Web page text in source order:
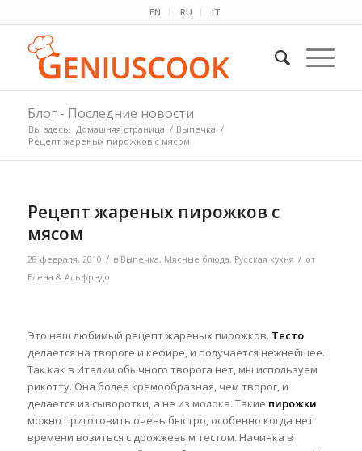
EN RU IT
Блог - Последние новости
Вы здесь: Домашняя страница / Выпечка /
Рецепт жареных пирожков с мясом
Рецепт жареных пирожков с
мясом
28 февраля, 2010 / в Выпечка, Мясные блюда, Русская кухня / от
Елена & Альфредо
Это наш любимый рецепт жареных пирожков. Тесто
делается на твороге и кефире, и получается нежнейшее.
Так как в Италии обычного творога нет, мы используем
рикотту. Она более кремообразная, чем творог, и
делается из сыворотки, а не из молока. Такие пирожки
можно приготовить очень быстро, особенно когда нет
времени возиться с дрожжевым тестом. Начинка в